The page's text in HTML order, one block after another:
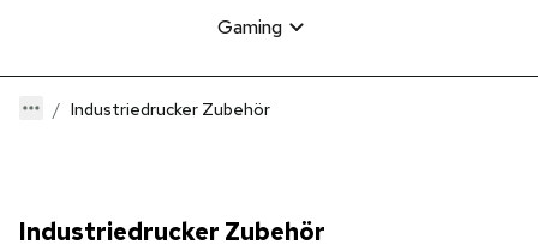
Gaming
Industriedrucker Zubehör
Industriedrucker Zubehör